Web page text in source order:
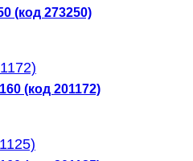
(код 273250)
(код 201172)